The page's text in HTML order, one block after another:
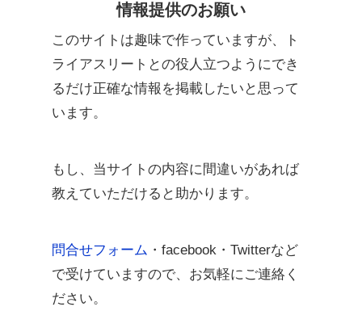
情報提供のお願い
このサイトは趣味で作っていますが、ト
ライアスリートとの役人立つようにでき
るだけ正確な情報を掲載したいと思って
います。
もし、当サイトの内容に間違いがあれば
教えていただけると助かります。
問合せフォーム ・facebook・Twitterなど
で受けていますので、お気軽にご連絡く
ださい。